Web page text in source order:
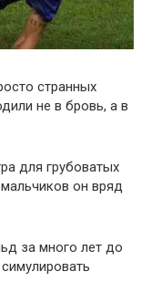
странных
не в бровь, а в
для грубоватых
он вряд
за много лет до